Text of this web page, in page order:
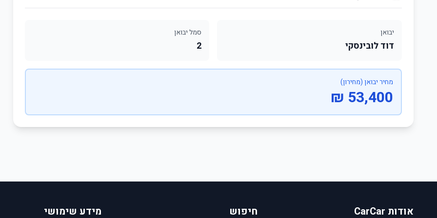
יבואן
דוד לובינסקי
סמל יבואן
2
מחיר יבואן (מחירון)
53,400 ₪
אודות CarCar חיפוש מידע שימושי